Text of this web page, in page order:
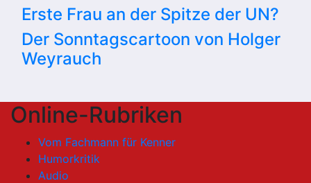
Erste Frau an der Spitze der UN?
Der Sonntagscartoon von Holger
Weyrauch
Online-Rubriken
Vom Fachmann für Kenner
Humorkritik
Audio